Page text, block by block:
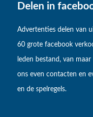
Delen in
Advertenties delen van
60 grote facebook
leden bestand, van
ons even contacten en
en de spelregels.